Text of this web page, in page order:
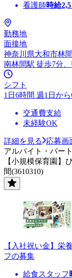
看護師時給
勤務地
面接地
神奈川県大和市林
南林間駅 徒歩7分
シフト
1日6時間 週1日か
交通費支給
未経験OK
詳細を見る
応募画
アルバイト・パート
【小規模保育園】
間(3610310)
【入社祝い金】栄
フの募集
給食スタッフ